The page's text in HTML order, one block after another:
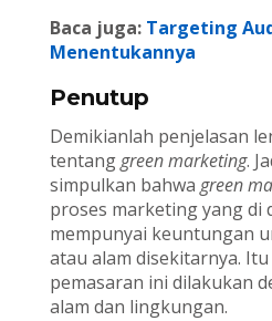
Baca juga: Targeting
Menentukannya
Penutup
Demikianlah penjelasan
tentanggreen marketing.
simpulkan bahwagreen
proses marketing yang di
mempunyai keuntungan
atau alam disekitarnya.
pemasaran ini dilakukan
alam dan lingkungan.